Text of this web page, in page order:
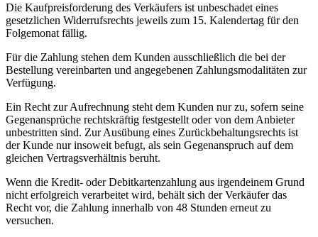
Die Kaufpreisforderung des Verkäufers ist unbeschadet eines
gesetzlichen Widerrufsrechts jeweils zum 15. Kalendertag für den
Folgemonat fällig.
Für die Zahlung stehen dem Kunden ausschließlich die bei der
Bestellung vereinbarten und angegebenen Zahlungsmodalitäten zur
Verfügung.
Ein Recht zur Aufrechnung steht dem Kunden nur zu, sofern seine
Gegenansprüche rechtskräftig festgestellt oder von dem Anbieter
unbestritten sind. Zur Ausübung eines Zurückbehaltungsrechts ist
der Kunde nur insoweit befugt, als sein Gegenanspruch auf dem
gleichen Vertragsverhältnis beruht.
Wenn die Kredit- oder Debitkartenzahlung aus irgendeinem Grund
nicht erfolgreich verarbeitet wird, behält sich der Verkäufer das
Recht vor, die Zahlung innerhalb von 48 Stunden erneut zu
versuchen.